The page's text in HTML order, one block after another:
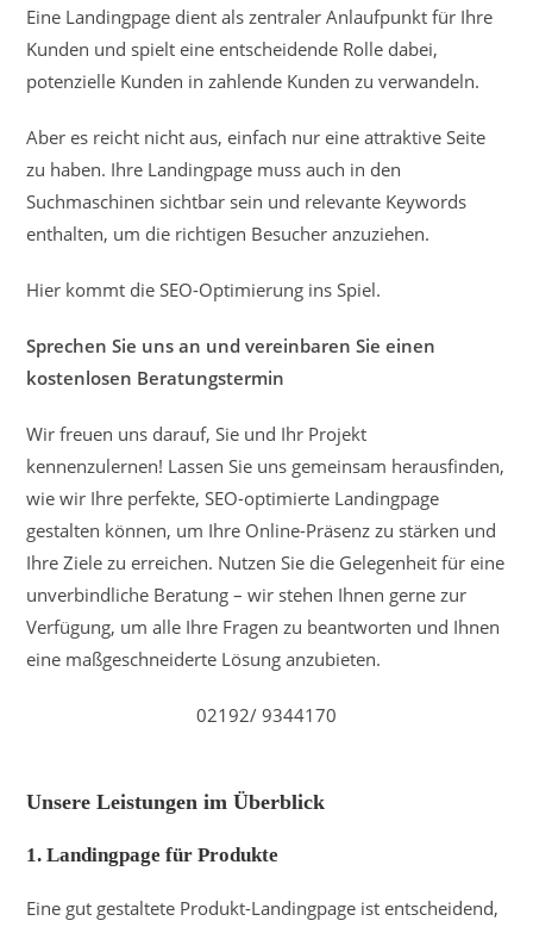
Eine Landingpage dient als zentraler Anlaufpunkt für Ihre
Kunden und spielt eine entscheidende Rolle dabei,
potenzielle Kunden in zahlende Kunden zu verwandeln.
Aber es reicht nicht aus, einfach nur eine attraktive Seite
zu haben. Ihre Landingpage muss auch in den
Suchmaschinen sichtbar sein und relevante Keywords
enthalten, um die richtigen Besucher anzuziehen.
Hier kommt die SEO-Optimierung ins Spiel.
Sprechen Sie uns an und vereinbaren Sie einen
kostenlosen Beratungstermin
Wir freuen uns darauf, Sie und Ihr Projekt
kennenzulernen! Lassen Sie uns gemeinsam herausfinden,
wie wir Ihre perfekte, SEO-optimierte Landingpage
gestalten können, um Ihre Online-Präsenz zu stärken und
Ihre Ziele zu erreichen. Nutzen Sie die Gelegenheit für eine
unverbindliche Beratung – wir stehen Ihnen gerne zur
Verfügung, um alle Ihre Fragen zu beantworten und Ihnen
eine maßgeschneiderte Lösung anzubieten.
02192/ 9344170
Unsere Leistungen im Überblick
1.Landingpage für Produkte
Eine gut gestaltete Produkt-Landingpage ist entscheidend,